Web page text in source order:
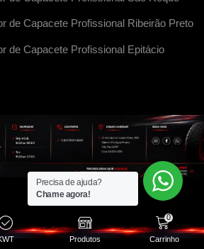
de Capacete Profissional Ribeirão Preto
de Capacete Profissional Epitácio
Produtos
0
Carrinho
Precisa de ajuda?
Chame agora!